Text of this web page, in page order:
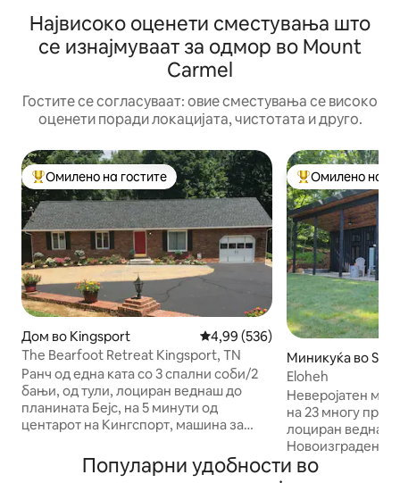
Највисоко оценети сместувања што
се изнајмуваат за одмор во Mount
Carmel
Гостите се согласуваат: овие сместувања се високо
оценети поради локацијата, чистотата и друго.
Меѓу најуспешните „Омилени на гостите“
Омилено на гостите
Дом во Kingsport Просечна оцена: 4,99 од 5,
4,99 (536)
The Bearfoot Retreat Kingsport, TN
Ранч од една ката со 3 спални соби/2
бањи, од тули, лоциран веднаш до
планината Бејс, на 5 минути од
центарот на Кингспорт, машина за
опремена кујна, 50-инчен телевизор
со Roku, обезбеден е wifi. КУЧЕТО
МеѓуОмилено на
Миникуќа во
Eloheh
Неверојатен
на 23 многу
лоциран веднаш
Новоизградено
модерно студио
Популарни удобности во